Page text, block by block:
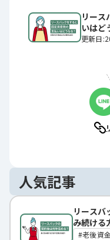
リース
いはど
用も紹
更新日
人気記事
リースバ
み続ける
老後資